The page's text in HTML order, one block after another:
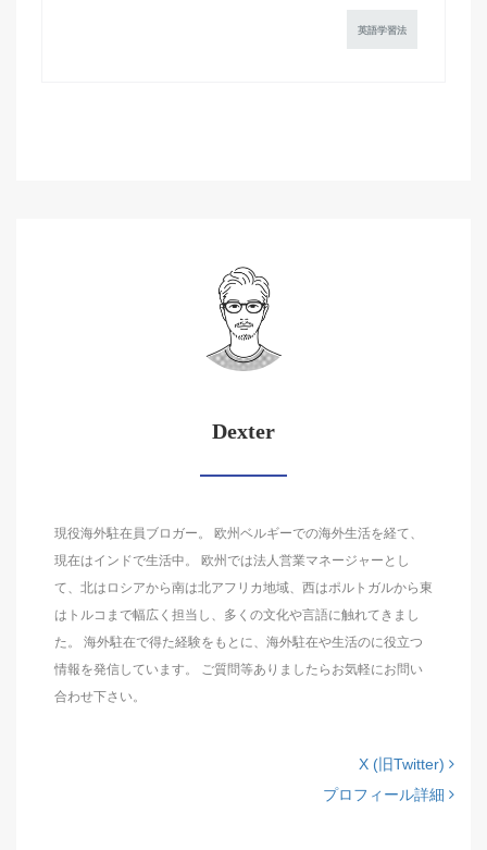
英語学習法
Dexter
現役海外駐在員ブロガー。 欧州ベルギーでの海外生活を経て、
現在はインドで生活中。 欧州では法人営業マネージャーとし
て、北はロシアから南は北アフリカ地域、西はポルトガルから東
はトルコまで幅広く担当し、多くの文化や言語に触れてきまし
た。 海外駐在で得た経験をもとに、海外駐在や生活のに役立つ
情報を発信しています。 ご質問等ありましたらお気軽にお問い
合わせ下さい。
X (旧Twitter)
プロフィール詳細